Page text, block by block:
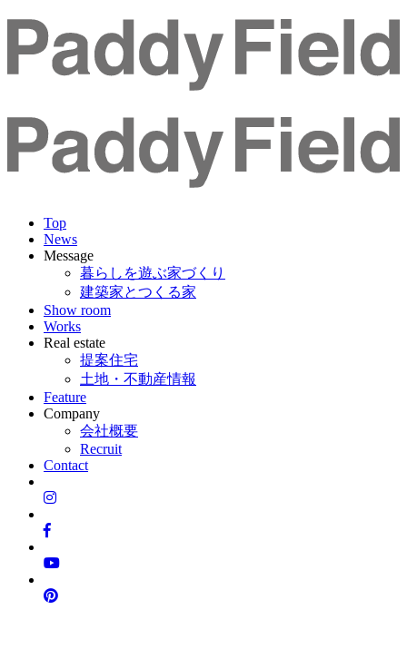
Top
News
Message
暮らしを遊ぶ家づくり
建築家とつくる家
Show room
Works
Real estate
提案住宅
土地・不動産情報
Feature
Company
会社概要
Recruit
Contact